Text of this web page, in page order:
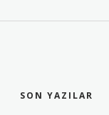
SON YAZILAR